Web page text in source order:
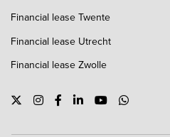
Financial lease Twente
Financial lease Utrecht
Financial lease Zwolle